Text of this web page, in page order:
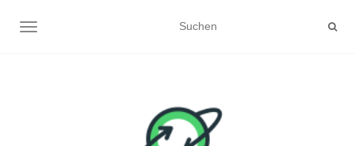
NAVIGATION UMSCHALTEN